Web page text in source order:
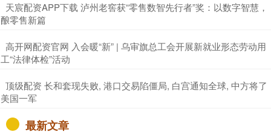
​天宸配资APP下载 泸州老窖获“零售数智先行者”奖：以数字智慧，
酿零售新篇
​高开网配资官网 入会暖“新” | 乌审旗总工会开展新就业形态劳动用
工“法律体检”活动
​顶级配资 长和套现失败, 港口交易陷僵局, 白宫通知全球, 中方将了
美国一军
最新文章